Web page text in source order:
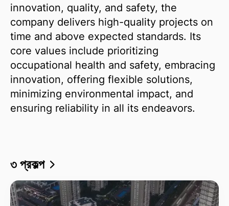
innovation, quality, and safety, the
company delivers high-quality projects on
time and above expected standards. Its
core values include prioritizing
occupational health and safety, embracing
innovation, offering flexible solutions,
minimizing environmental impact, and
ensuring reliability in all its endeavors.
৩ প্রকল্প